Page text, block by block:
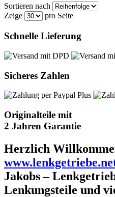
Sortieren nach
Zeige
pro Seite
Schnelle Lieferung
Sicheres Zahlen
Originalteile mit
2 Jahren Garantie
Herzlich
Jakobs –
Lenkungsteile und